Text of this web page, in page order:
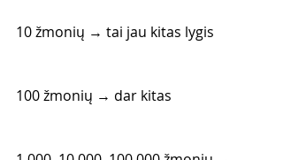
10 žmonių → tai jau kitas lygis
100 žmonių → dar kitas